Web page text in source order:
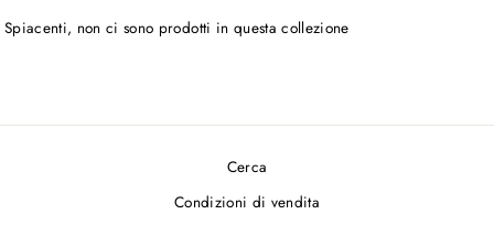
Spiacenti, non ci sono prodotti in questa collezione
Cerca
Condizioni di vendita